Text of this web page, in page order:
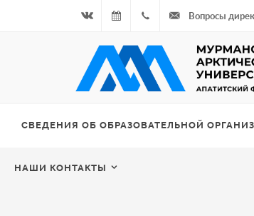
Вконтакте08.08.2026
- Чётная
+7
964
Вопросы
СВЕДЕНИЯ ОБ ОБРАЗОВАТЕЛЬНОЙ
НАШИ КОНТАКТЫ